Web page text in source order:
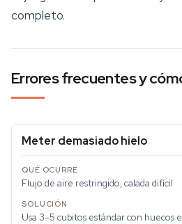
completo.
Errores frecuentes y
Meter demasiado hielo
Flujo de aire restringido, calada difícil
Usa 3–5 cubitos estándar con huecos